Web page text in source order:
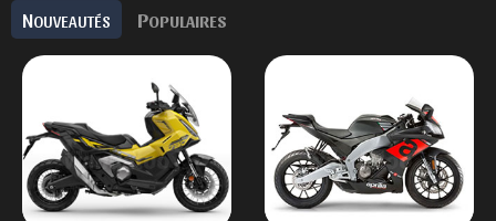
NOUVEAUTÉS POPULAIRES